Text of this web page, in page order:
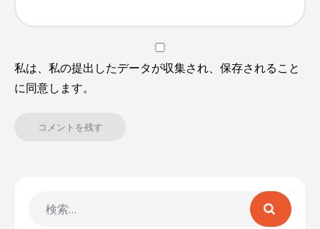
私は、私の提出したデータが収集され、保存されること
に同意します。